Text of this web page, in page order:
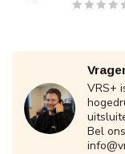
VRS+
Bel